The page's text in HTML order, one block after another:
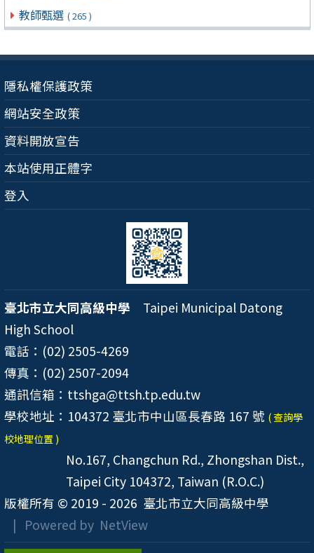
教師甄選 ( 265 )
隱私權保護政策
網站安全政策
資料開放宣告
本站使用正體字
登入
臺北市立大同高級中學 Taipei Municipal Datong
High School
電話：(02) 2505-4269
傳真：(02) 2507-2094
通訊信箱：ttshga@ttsh.tp.edu.tw
學校地址：104372 臺北市中山區長春路 167 號 ( 查詢學
校地理位置 )
No.167, Changchun Rd., Zhongshan Dist.,
Taipei City 104372, Taiwan (R.O.C.)
版權所有 © 2019 - 2026 臺北市立大同高級中學
| Powered by NetView